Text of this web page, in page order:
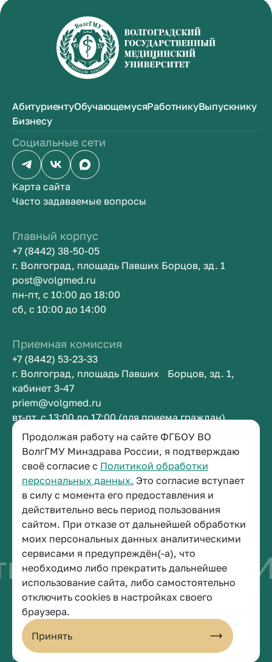
Продолжая работу на сайте ФГБОУ ВО
ВолгГМУ Минздрава России, я подтверждаю
своё согласие с Политикой обработки
персональных данных. Это согласие вступает
в силу с момента его предоставления и
действительно весь период пользования
сайтом. При отказе от дальнейшей обработки
моих персональных данных аналитическими
сервисами я предупреждён(-а), что
необходимо либо прекратить дальнейшее
использование сайта, либо самостоятельно
отключить cookies в настройках своего
браузера.
Принять
АбитуриентуОбучающемусяРаботникуВыпускнику
Бизнесу
Социальные сети
Карта сайта
Часто задаваемые вопросы
Главный корпус
+7 (8442) 38-50-05
г. Волгоград, площадь Павших Борцов, зд. 1
post@volgmed.ru
пн-пт, с 10:00 до 18:00
сб, с 10:00 до 14:00
Приемная комиссия
+7 (8442) 53-23-33
г. Волгоград, площадь Павших Борцов, зд. 1,
кабинет 3-47
priem@volgmed.ru
вт-пт, с 13:00 до 17:00 (для приема граждан)
Приемная ректора
+7 (8442) 38-50-05
г. Волгоград, площадь Павших Борцов, зд. 1,
кабинет 3-11
post@volgmed.ru
пн-пт, с 08.30 до 17.00 (перерыв с 12.30 до 13.00)
врачом
© 2026 Волгоградский государственный медицинский университет
Политика конфиденциальности
Политика по обработке персональных данных
Пользовательское соглашение